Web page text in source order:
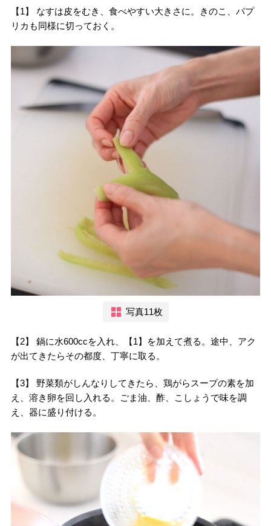
【1】 なすは皮をむき、食べやすい大きさに。きのこ、パプ
リカも同様に切っておく。
写真11枚
【2】 鍋に水600ccを入れ、【1】を加えて煮る。途中、アク
が出てきたらその都度、丁寧に取る。
【3】 野菜類がしんなりしてきたら、鶏がらスープの素を加
え、溶き卵を回し入れる。ごま油、酢、こしょうで味を調
え、器に盛り付ける。